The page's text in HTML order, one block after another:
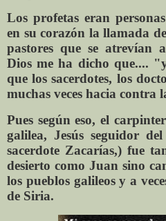
Los profetas eran
en su corazón la llamada
pastores que se atrevían
Dios me ha dicho que....
que los sacerdotes, los
muchas veces hacia contra
Pues según eso, el
galilea, Jesús seguidor
sacerdote Zacarías,) fue
desierto como Juan sino
los pueblos galileos y a
de Siria.